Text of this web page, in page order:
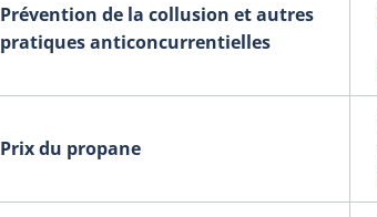
Prévention de la collusion et autres
pratiques anticoncurrentielles
Prix du propane